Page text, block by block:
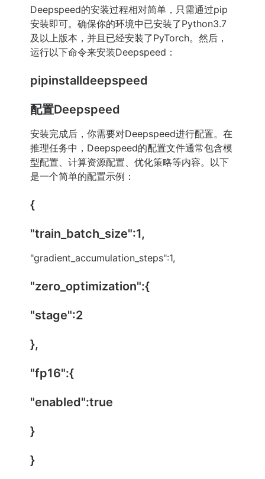
Deepspeed的安装过程相对简单，只需通过pip
安装即可。确保你的环境中已安装了Python3.7
及以上版本，并且已经安装了PyTorch。然后，
运行以下命令来安装Deepspeed：
pipinstalldeepspeed
配置Deepspeed
安装完成后，你需要对Deepspeed进行配置。在
推理任务中，Deepspeed的配置文件通常包含模
型配置、计算资源配置、优化策略等内容。以下
是一个简单的配置示例：
{
"train_batch_size":1,
"gradient_accumulation_steps":1,
"zero_optimization":{
"stage":2
},
"fp16":{
"enabled":true
}
}